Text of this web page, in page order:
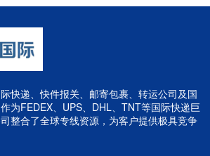
快递、快件报关、邮寄包裹、转运公司及国
为FEDEX、UPS、DHL、TNT等国际快递巨
整合了全球专线资源，为客户提供极具竞争